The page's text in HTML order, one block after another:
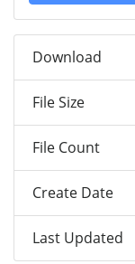
Download
File Size
File Count
Create Date
Last Updated